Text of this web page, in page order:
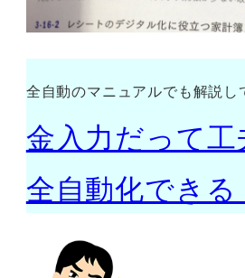
全自動のマニュアルでも解説
金入力だって
全自動化できる